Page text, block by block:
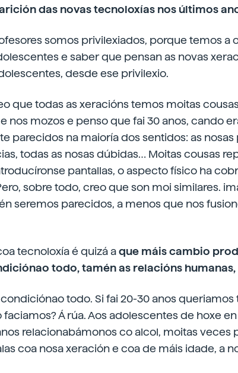
das novas tecnoloxías nos últimos
somos privilexiados, porque temos a
e saber que pensan as novas
desde ese privilexio.
que todas as xeracións temos moitas
nos mozos e penso que fai 30 anos, cando
parecidos na maioría dos sentidos: as
todas as nosas dúbidas… Moitas cousas
pantallas, o aspecto físico ha
sobre todo, creo que son moi similares.
seremos parecidos, a menos que nos
tecnoloxía é quizá aque máis cambio
todo, tamén as relacións humanas,
todo. Si fai 20-30 anos
faciamos? Á rúa. Aos adolescentes de hoxe
relacionabámonos co alcol, moitas veces
coa nosa xeración e coa de máis idade, a